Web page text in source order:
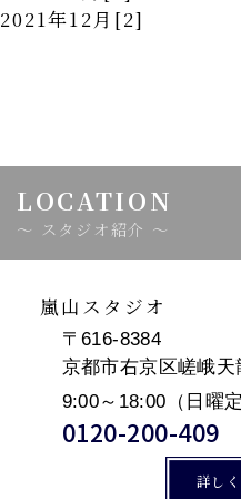
2021年12月[2]
LOCATION
スタジオ紹介
嵐山スタジオ
〒616-8384
京都市右京区嵯峨
9:00～18:00（日曜定
0120-200-409
詳し